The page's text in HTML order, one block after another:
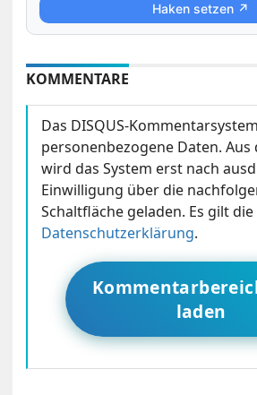
Haken setzen ↗
KOMMENTARE
Das DISQUS-
personenbezogene Daten. Aus
wird das System erst nach
Einwilligung über die
Schaltfläche geladen. Es gilt die
Datenschutzerklärung.
laden